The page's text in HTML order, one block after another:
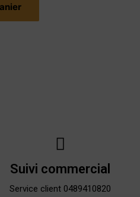
Suivi commercial
Service client 0489410820